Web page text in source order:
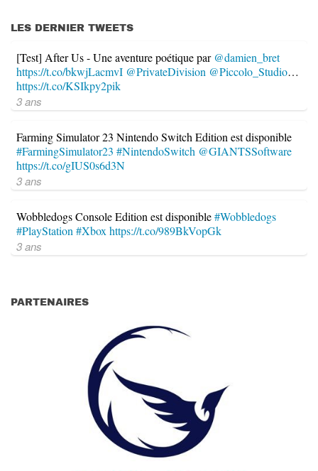
LES DERNIER TWEETS
[Test] After Us - Une aventure poétique par @damien_bret
https://t.co/bkwjLacmvI @PrivateDivision @Piccolo_Studio…
https://t.co/KSIkpy2pik
3 ans
Farming Simulator 23 Nintendo Switch Edition est disponible
#FarmingSimulator23 #NintendoSwitch @GIANTSSoftware
https://t.co/gIUS0s6d3N
3 ans
Wobbledogs Console Edition est disponible#Wobbledogs
#PlayStation #Xbox https://t.co/989BkVopGk
3 ans
PARTENAIRES